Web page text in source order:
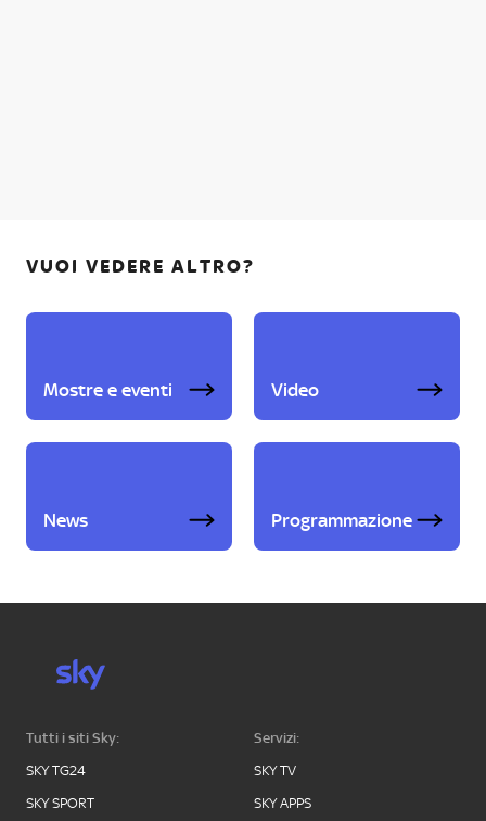
VUOI VEDERE ALTRO?
Mostre e eventi Video
News Programmazione
Tutti i siti Sky:
SKY TG24
SKY SPORT
Servizi:
SKY TV
SKY APPS